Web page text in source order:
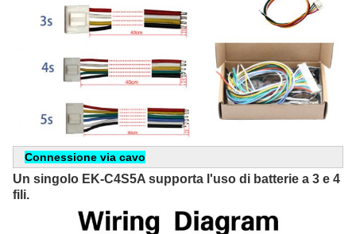
Connessione via cavo
Un singolo EK-C4S5A supporta l'uso di batterie a 3 e 4
fili.